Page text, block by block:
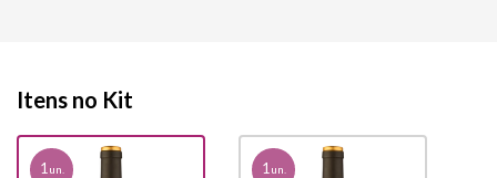
Itens no Kit
1 un. 1 un.